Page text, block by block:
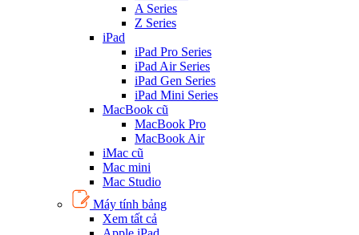
A Series
Z Series
iPad
iPad Pro Series
iPad Air Series
iPad Gen Series
iPad Mini Series
MacBook cũ
MacBook Pro
MacBook Air
iMac cũ
Mac mini
Mac Studio
Máy tính bảng
Xem tất cả